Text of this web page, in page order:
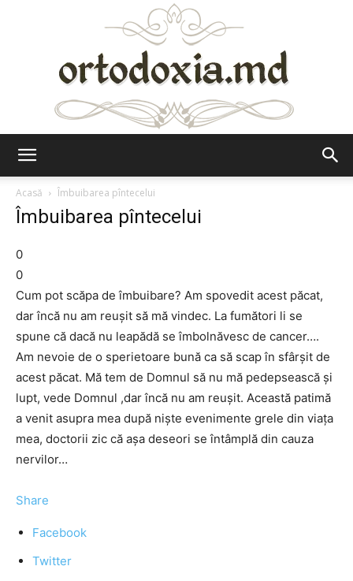
Acasă
Îmbuibarea pîntecelui
Îmbuibarea pîntecelui
0
0
Cum pot scăpa de îmbuibare? Am spovedit acest păcat,
dar încă nu am reuşit să mă vindec. La fumători li se
spune că dacă nu leapădă se îmbolnăvesc de cancer….
Am nevoie de o sperietoare bună ca să scap în sfârşit de
acest păcat. Mă tem de Domnul să nu mă pedepsească şi
lupt, vede Domnul ,dar încă nu am reuşit. Această patimă
a venit asupra mea după nişte evenimente grele din viaţa
mea, doctorii zic că aşa deseori se întâmplă din cauza
nervilor…
Share
Facebook
Twitter